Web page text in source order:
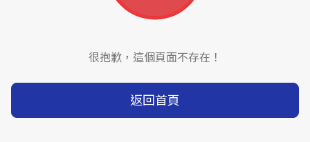
很抱歉，這個頁面不存在！
返回首頁